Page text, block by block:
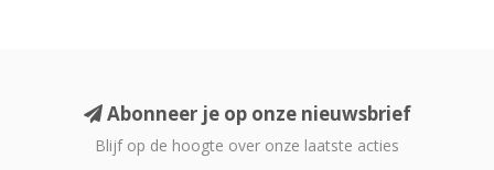
Abonneer je op onze nieuwsbrief
Blijf op de hoogte over onze laatste acties